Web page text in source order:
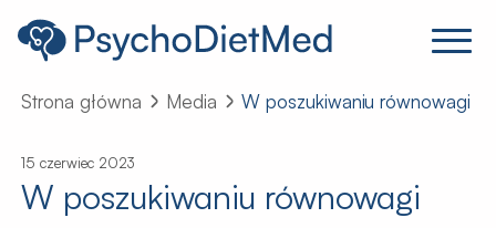
Strona główna Media W poszukiwaniu równowagi
15 czerwiec 2023
W poszukiwaniu równowagi